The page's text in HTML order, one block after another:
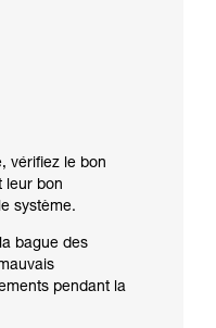
vérifiez le bon
leur bon
système.
bague des
pendant la